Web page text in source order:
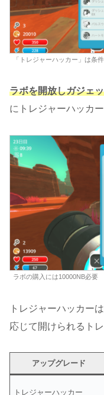
「トレジャーハッカー」は条
ラボを開放しガジェ
にトレジャーハッカ
ラボの購入には10000NB必要
トレジャーハッカー
応じて開けられるト
アップグレード
トレジャーハッカー